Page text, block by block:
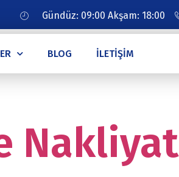
Gündüz: 09:00 Akşam: 18:00
BLOG İLETIŞIM
Nakliyat